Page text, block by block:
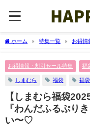
ホーム 特集一覧 お得情
お得情報・割引セール特集 福
しまむら 福袋 福
【しまむら福袋
『わんだふるぷり
い〜♡